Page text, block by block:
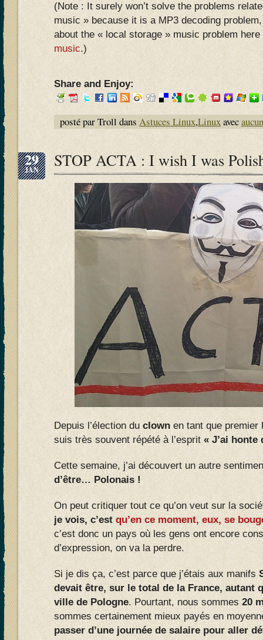
(Note : It surely won’t solve the problems
music » because it is a MP3 decoding
about the « local storage » music problem
music.)
Share and Enjoy:
posté par Troll dans Astuces Linux,Linuxavec
29
JAN STOP ACTA : I wish I was
Depuis l’élection du clown en tant que premier
suis très souvent répété à l’esprit « J’ai honte
Cette semaine, j’ai découvert un autre
d’être… Polonais !
On peut critiquer tout ce qu’on veut sur la
je vois, c’est qu’en ce moment, eux, se
c’est donc un pays où les gens ont encore
d’expression, on va la perdre.
Si je dis ça, c’est parce que j’étais aux manifs
devait être, sur le total de la France, autant
ville de Pologne. Pourtant, nous sommes 20
sommes certainement mieux payés en
passer d’une journée de salaire pour aller